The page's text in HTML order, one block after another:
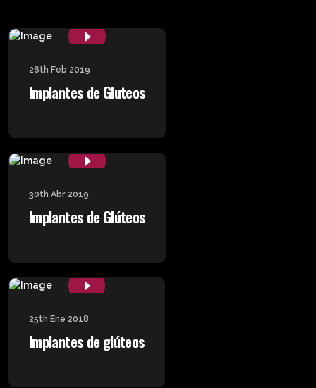
26th Feb 2019
Implantes de Gluteos
30th Abr 2019
Implantes de Glúteos
25th Ene 2018
Implantes de glúteos